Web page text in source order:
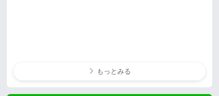
もっとみる